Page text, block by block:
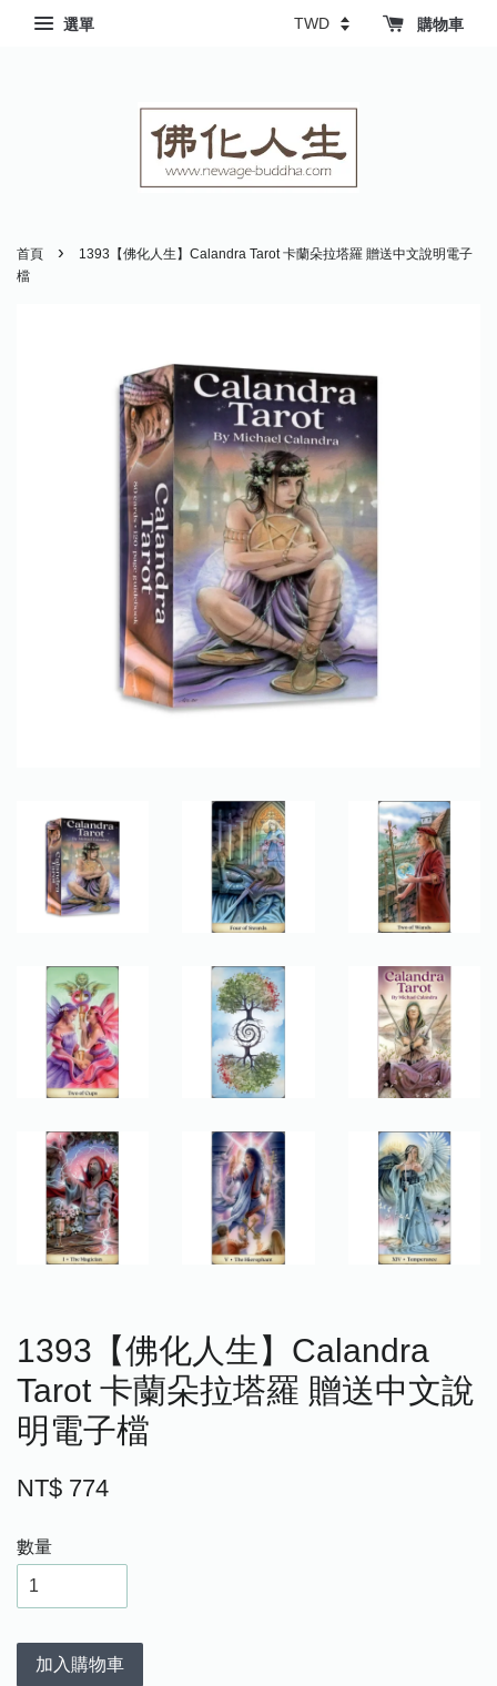
選單 購物車
首頁 ›
1393【佛化人生】Calandra Tarot 卡蘭朵拉塔羅 贈送中文說明電子
檔
1393【佛化人生】Calandra
Tarot 卡蘭朵拉塔羅 贈送中文說
明電子檔
NT$ 774
數量
加入購物車